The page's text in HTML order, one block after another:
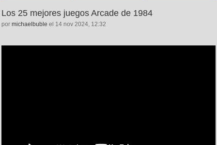
Los 25 mejores juegos Arcade de 1984
por michaelbuble el 14 nov 2024, 12:32